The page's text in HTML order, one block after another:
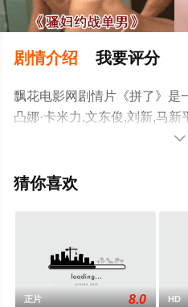
剧情介绍 我要评分
飘花电影网剧情片《拼了》是
凸娜·卡米力,文东俊,刘新,马
陆电影，手机免费观看高清无
网等平台了解。

猜你喜欢
正片 8.0 HD